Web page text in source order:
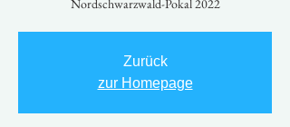
Nordschwarzwald-Pokal 2022
Zurück
zur Homepage